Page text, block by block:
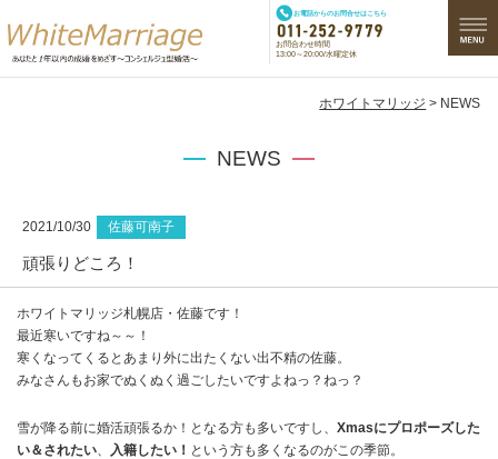
お電話からのお問合せはこちら
お問合わせ時間
13:00～20:00/水曜定休
ホワイトマリッジ > NEWS
NEWS
2021/10/30 佐藤可南子
頑張りどころ！
ホワイトマリッジ札幌店・佐藤です！
最近寒いですね～～！
寒くなってくるとあまり外に出たくない出不精の佐藤。
みなさんもお家でぬくぬく過ごしたいですよねっ？ねっ？
雪が降る前に婚活頑張るか！となる方も多いですし、 Xmasにプロポーズした
い＆されたい、 入籍したい！ という方も多くなるのがこの季節。